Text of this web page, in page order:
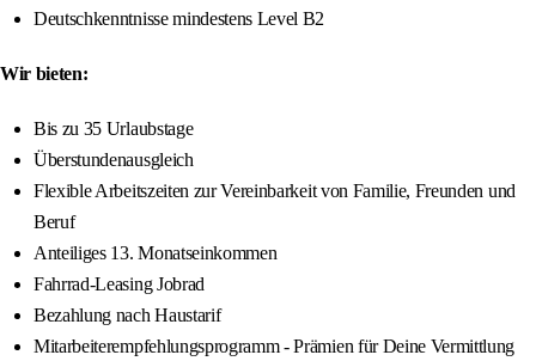
Deutschkenntnisse mindestens Level B2
Wir bieten:
Bis zu 35 Urlaubstage
Überstundenausgleich
Flexible Arbeitszeiten zur Vereinbarkeit von Familie, Freunden und
Beruf
Anteiliges 13. Monatseinkommen
Fahrrad-Leasing Jobrad
Bezahlung nach Haustarif
Mitarbeiterempfehlungsprogramm - Prämien für Deine Vermittlung